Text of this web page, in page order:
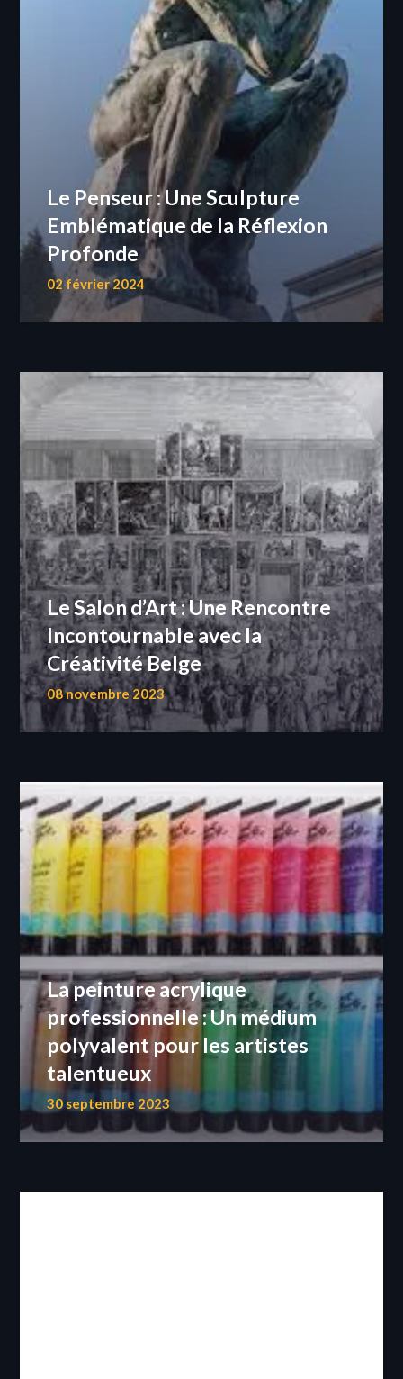
Le Penseur : Une Sculpture
Emblématique de la Réflexion
Profonde
02 février 2024
Le Salon d’Art : Une Rencontre
Incontournable avec la
Créativité Belge
08 novembre 2023
La peinture acrylique
professionnelle : Un médium
polyvalent pour les artistes
talentueux
30 septembre 2023